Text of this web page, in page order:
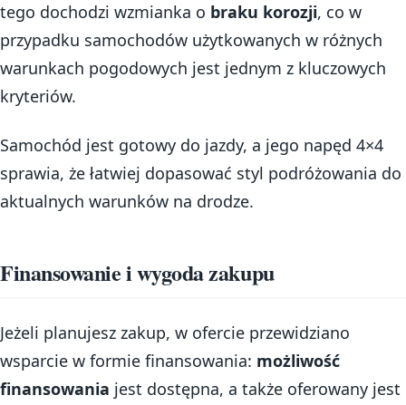
tego dochodzi wzmianka o braku korozji, co w
przypadku samochodów użytkowanych w różnych
warunkach pogodowych jest jednym z kluczowych
kryteriów.
Samochód jest gotowy do jazdy, a jego napęd 4×4
sprawia, że łatwiej dopasować styl podróżowania do
aktualnych warunków na drodze.
Finansowanie i wygoda zakupu
Jeżeli planujesz zakup, w ofercie przewidziano
wsparcie w formie finansowania: możliwość
finansowania jest dostępna, a także oferowany jest